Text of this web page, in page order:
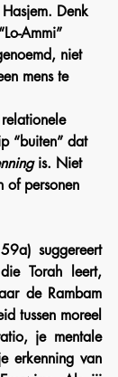
Denk
Ammi”
niet
mens te
“buiten” dat
is. Niet
of personen
suggereert
Torah leert,
de Rambam
tussen moreel
je mentale
erkenning van